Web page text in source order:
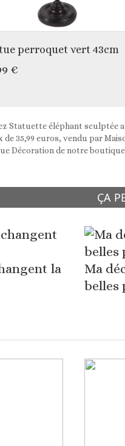
perroquet vert 43cm
€
Statuette éléphant sculptée
de 35,99 euros, vendu par
Décoration de notre
ÇA
la
Ma
belles